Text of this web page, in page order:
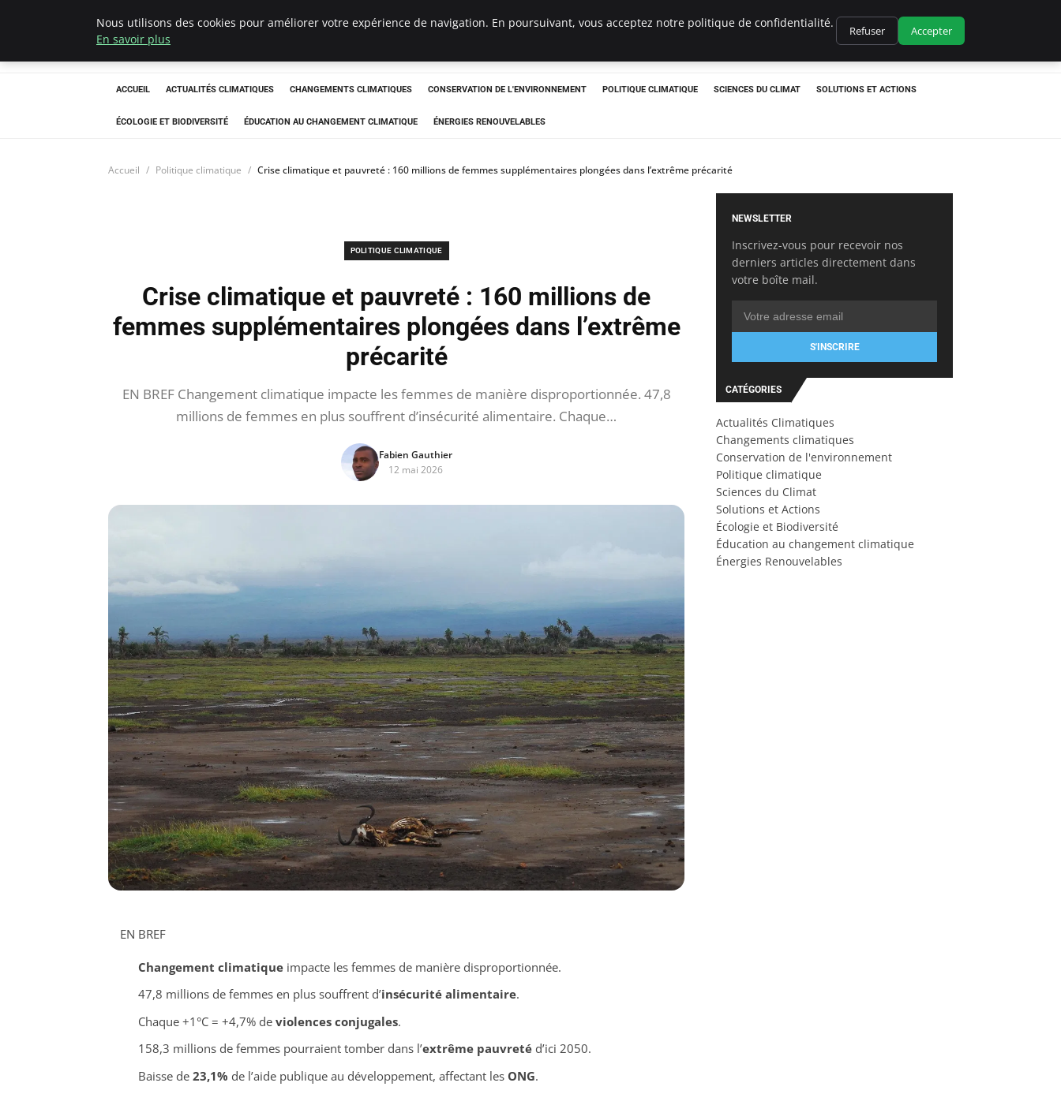
Climatedebtagents
ACCUEIL ACTUALITÉS CLIMATIQUES CHANGEMENTS CLIMATIQUES CONSERVATION DE L'ENVIRONNEMENT POLITIQUE CLIMATIQUE SCIENCES DU CLIMAT SOLUTIONS ET ACTIONS
ÉCOLOGIE ET BIODIVERSITÉ ÉDUCATION AU CHANGEMENT CLIMATIQUE ÉNERGIES RENOUVELABLES
Accueil Politique climatique Crise climatique et pauvreté : 160 millions de femmes supplémentaires plongées dans l’extrême précarité
POLITIQUE CLIMATIQUE
Crise climatique et pauvreté : 160 millions de
femmes supplémentaires plongées dans l’extrême
précarité
EN BREF Changement climatique impacte les femmes de manière disproportionnée. 47,8
millions de femmes en plus souffrent d’insécurité alimentaire. Chaque…
Fabien Gauthier
12 mai 2026
EN BREF
Changement climatiqueimpacte les femmes de manière disproportionnée.
47,8 millions de femmes en plus souffrent d’insécurité alimentaire.
Chaque +1°C = +4,7% de violences conjugales.
158,3 millions de femmes pourraient tomber dans l’extrême pauvretéd’ici 2050.
Baisse de 23,1% de l’aide publique au développement, affectant les ONG.
NEWSLETTER
Inscrivez-vous pour recevoir nos
derniers articles directement dans
votre boîte mail.
S'INSCRIRE
CATÉGORIES
Actualités Climatiques
Changements climatiques
Conservation de l'environnement
Politique climatique
Sciences du Climat
Solutions et Actions
Écologie et Biodiversité
Éducation au changement climatique
Énergies Renouvelables
Nous utilisons des cookies pour améliorer votre expérience de navigation. En poursuivant, vous acceptez notre politique de confidentialité.
En savoir plus
Refuser Accepter